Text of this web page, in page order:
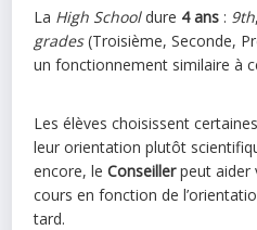
La High Schooldure 4 ans : 9th,
grades(Troisième, Seconde,
un fonctionnement similaire à
Les élèves choisissent
leur orientation plutôt
encore, leConseillerpeut aider
cours en fonction de
tard.